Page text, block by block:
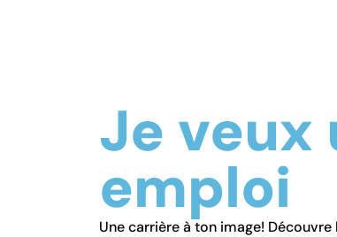
Je veux
emploi
Une carrière à ton image!